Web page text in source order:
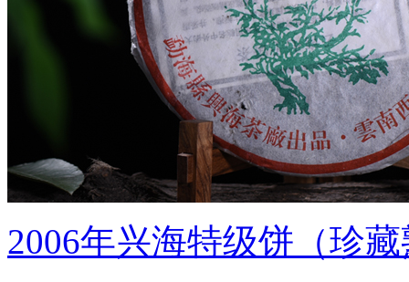
2006年兴海特级饼（珍